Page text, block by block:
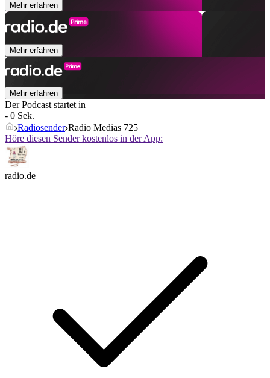
Mehr erfahren
Mehr erfahren
Mehr erfahren
Der Podcast startet in
- 0 Sek.
Radiosender Radio Medias 725
Höre diesen Sender kostenlos in der App:
radio.de